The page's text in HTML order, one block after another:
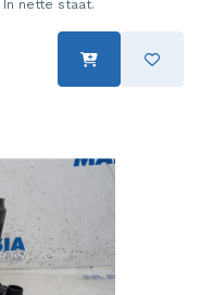
In nette staat.